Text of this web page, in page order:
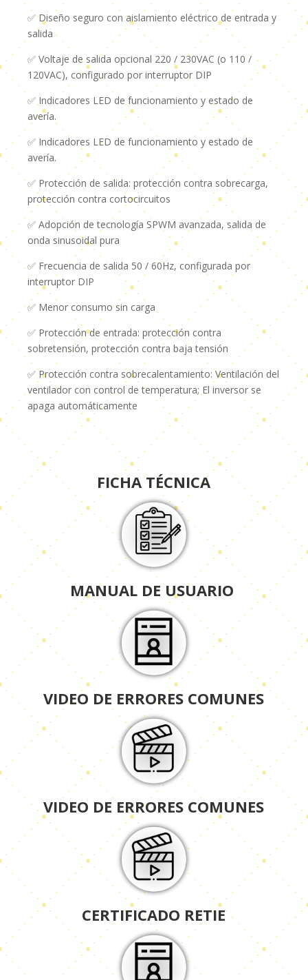
✅ Diseño seguro con aislamiento eléctrico de entrada y
salida
✅ Voltaje de salida opcional 220 / 230VAC (o 110 /
120VAC), configurado por interruptor DIP
✅ Indicadores LED de funcionamiento y estado de
avería.
✅ Indicadores LED de funcionamiento y estado de
avería.
✅ Protección de salida: protección contra sobrecarga,
protección contra cortocircuitos
✅ Adopción de tecnología SPWM avanzada, salida de
onda sinusoidal pura
✅ Frecuencia de salida 50 / 60Hz, configurada por
interruptor DIP
✅ Menor consumo sin carga
✅ Protección de entrada: protección contra
sobretensión, protección contra baja tensión
✅ Protección contra sobrecalentamiento: Ventilación del
ventilador con control de temperatura; El inversor se
apaga automáticamente
FICHA TÉCNICA
MANUAL DE USUARIO
VIDEO DE ERRORES COMUNES
VIDEO DE ERRORES COMUNES
CERTIFICADO RETIE